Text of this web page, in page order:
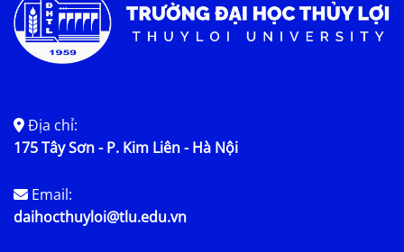
Địa chỉ:
175 Tây Sơn - P. Kim Liên - Hà Nội
Email:
daihocthuyloi@tlu.edu.vn